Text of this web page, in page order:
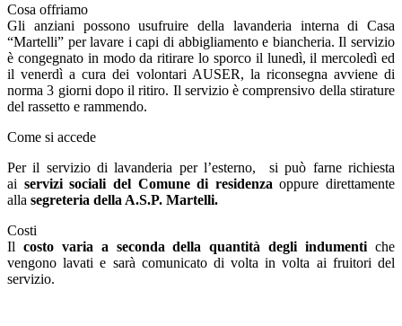
Cosa offriamo
Gli anziani possono usufruire della lavanderia interna di Casa
“Martelli” per lavare i capi di abbigliamento e biancheria. Il servizio
è congegnato in modo da ritirare lo sporco il lunedì, il mercoledì ed
il venerdì a cura dei volontari AUSER, la riconsegna avviene di
norma 3 giorni dopo il ritiro. Il servizio è comprensivo della stirature
del rassetto e rammendo.
Come si accede
Per il servizio di lavanderia per l’esterno, si può farne richiesta
ai servizi sociali del Comune di residenzaoppure direttamente
alla segreteria della A.S.P. Martelli.
Costi
Il costo varia a seconda della quantità degli indumentiche
vengono lavati e sarà comunicato di volta in volta ai fruitori del
servizio.